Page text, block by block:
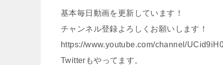
基本毎日動画を更新しています！
チャンネル登録よろしくお願いします！
https://www.youtube.com/channel/
Twitterもやってます。